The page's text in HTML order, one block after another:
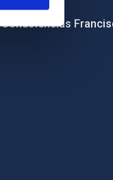
Condolencias